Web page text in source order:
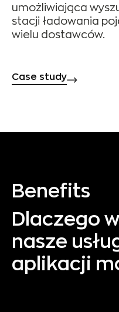
umożliwiająca
stacji ładowania
wielu dostawców.
Case study
Benefits
Dlaczego
nasze
aplikacji